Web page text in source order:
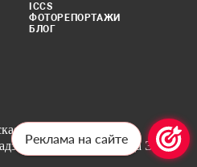
ICCS
ФОТОРЕПОРТАЖИ
БЛОГ
газета» 12+
6 июля 2012 года Эл No.
Реклама на сайте